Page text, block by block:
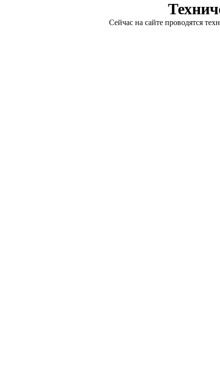
Сейчас на сайте проводятся